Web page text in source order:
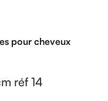
pour cheveux
réf 14